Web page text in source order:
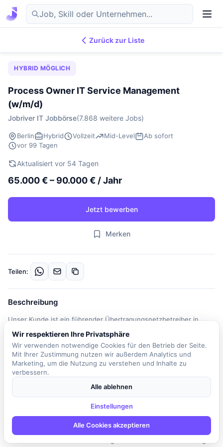
DE
Zurück zur Liste
HYBRID MÖGLICH
Process Owner IT Service Management
(w/m/d)
Jobriver IT Jobbörse(7.868 weitere Jobs)
Berlin Hybrid Vollzeit Mid-Level
Ab sofort
vor 99 Tagen
Aktualisiert vor 54 Tagen
65.000 € – 90.000 € / Jahr
Jetzt bewerben
Merken
Teilen:
Beschreibung
Unser Kunde ist ein führender Übertragungsnetzbetreiber in
Deutschland, der sich der Herausforderung der Energiewende
stellt. In der Rolle als Process Owner IT Service Management
(w/m/d) sind Sie für die Weiterentwicklung des IT Service
Managements verantwortlich und tragen aktiv zur Stabilität und
Zukunftsfähigkeit der IT-Services bei. Sie übernehmen eine
zentrale Rolle in der Analyse, Weiterentwicklung und Einführung
von ITSM-Prozessen. Ihre Aufgaben umfassen die Evaluation und
kontinuierliche Verbesserung bestehender IT-Service-
Management-Prozesse, die Konzeption und Einführung neuer
Prozesse sowie die Leitung und Organisation bestehender
Wir respektieren Ihre Privatsphäre
Wir verwenden notwendige Cookies für den Betrieb der Seite.
Mit Ihrer Zustimmung nutzen wir außerdem Analytics und
Marketing, um die Nutzung zu verstehen und Inhalte zu
verbessern.
Alle ablehnen
Einstellungen
Alle Cookies akzeptieren